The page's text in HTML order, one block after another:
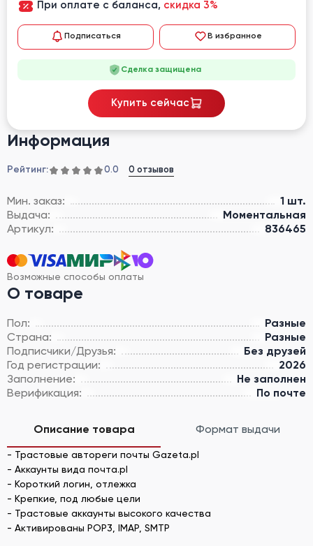
Информация
Рейтинг: 0.0 0 отзывов
Мин. заказ:
1 шт.
Выдача:
Моментальная
Артикул:
836465
Возможные способы оплаты
О товаре
Пол:
Разные
Страна:
Разные
Подписчики/Друзья:
Без друзей
Год регистрации:
2026
Заполнение:
Не заполнен
Верификация:
По почте
При оплате с баланса, скидка 3%
Подписаться В избранное
Сделка защищена
Купить сейчас
Описание товара Формат выдачи
- Трастовые автореги почты Gazeta.pl
- Аккаунты вида почта.pl
- Короткий логин, отлежка
- Крепкие, под любые цели
- Трастовые аккаунты высокого качества
- Активированы POP3, IMAP, SMTP